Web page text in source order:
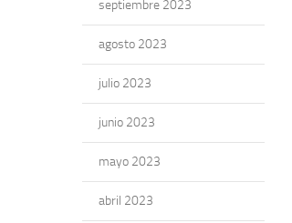
septiembre 2023
agosto 2023
julio 2023
junio 2023
mayo 2023
abril 2023